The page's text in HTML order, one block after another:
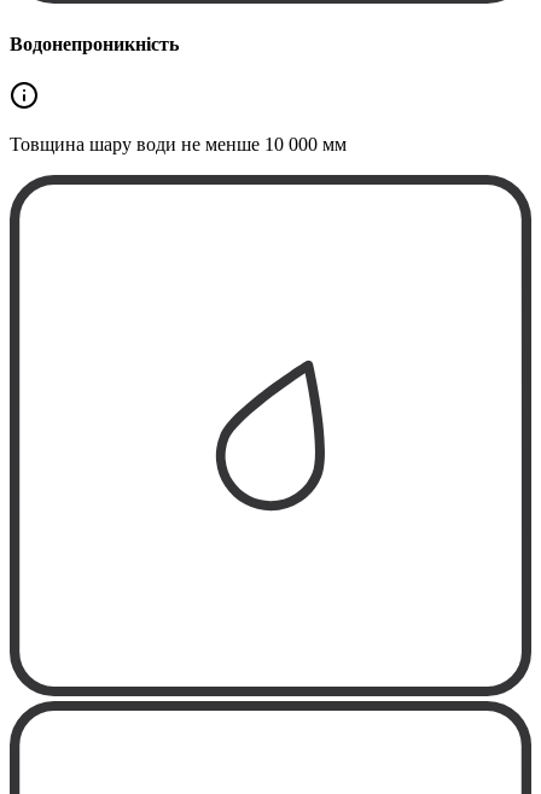
Водонепроникність
Товщина шару води не менше 10 000 мм